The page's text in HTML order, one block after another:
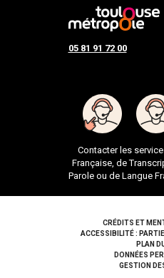
05 81 91 72 00
Contacter les
Française, de
Parole ou de Langue
Pied de pageCRÉDITS ET
ACCESSIBILITÉ :
PLAN
DONNÉES
GESTION